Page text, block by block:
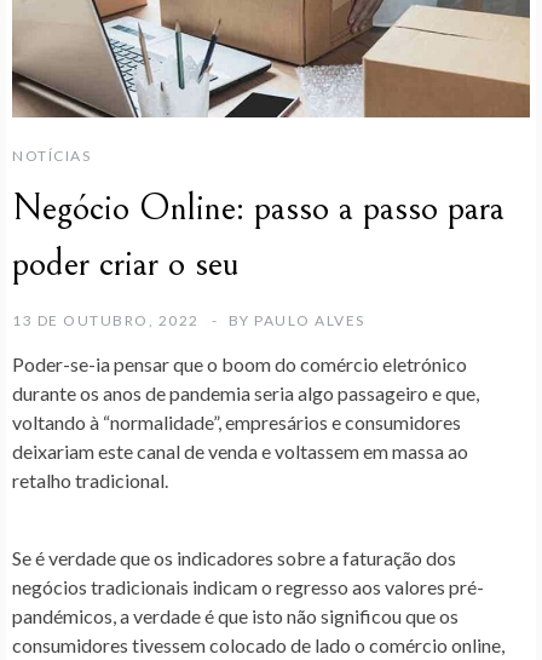
NOTÍCIAS
Negócio Online: passo a passo para
poder criar o seu
13 DE OUTUBRO, 2022 BY PAULO ALVES
Poder-se-ia pensar que o boom do comércio eletrónico
durante os anos de pandemia seria algo passageiro e que,
voltando à “normalidade”, empresários e consumidores
deixariam este canal de venda e voltassem em massa ao
retalho tradicional.
Se é verdade que os indicadores sobre a faturação dos
negócios tradicionais indicam o regresso aos valores pré-
pandémicos, a verdade é que isto não significou que os
consumidores tivessem colocado de lado o comércio online,